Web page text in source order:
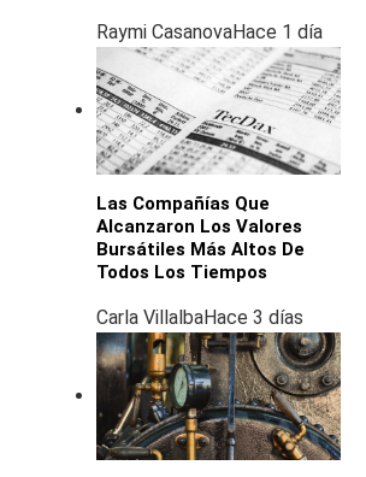
Raymi CasanovaHace 1 día
Las Compañías Que
Alcanzaron Los Valores
Bursátiles Más Altos De
Todos Los Tiempos
Carla VillalbaHace 3 días